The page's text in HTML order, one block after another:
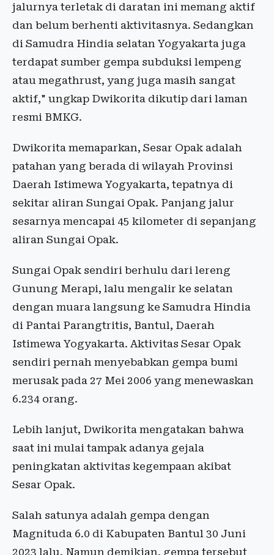
jalurnya terletak di daratan ini memang aktif
dan belum berhenti aktivitasnya. Sedangkan
di Samudra Hindia selatan Yogyakarta juga
terdapat sumber gempa subduksi lempeng
atau megathrust, yang juga masih sangat
aktif," ungkap Dwikorita dikutip dari laman
resmi BMKG.
Dwikorita memaparkan, Sesar Opak adalah
patahan yang berada di wilayah Provinsi
Daerah Istimewa Yogyakarta, tepatnya di
sekitar aliran Sungai Opak. Panjang jalur
sesarnya mencapai 45 kilometer di sepanjang
aliran Sungai Opak.
Sungai Opak sendiri berhulu dari lereng
Gunung Merapi, lalu mengalir ke selatan
dengan muara langsung ke Samudra Hindia
di Pantai Parangtritis, Bantul, Daerah
Istimewa Yogyakarta. Aktivitas Sesar Opak
sendiri pernah menyebabkan gempa bumi
merusak pada 27 Mei 2006 yang menewaskan
6.234 orang.
Lebih lanjut, Dwikorita mengatakan bahwa
saat ini mulai tampak adanya gejala
peningkatan aktivitas kegempaan akibat
Sesar Opak.
Salah satunya adalah gempa dengan
Magnituda 6.0 di Kabupaten Bantul 30 Juni
2023 lalu. Namun demikian, gempa tersebut